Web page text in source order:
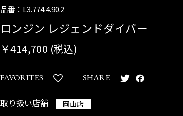
品番：L3.774.4.90.2
ロンジン レジェンドダイバー
￥414,700 (税込)
FAVORITES SHARE
取り扱い店舗 岡山店